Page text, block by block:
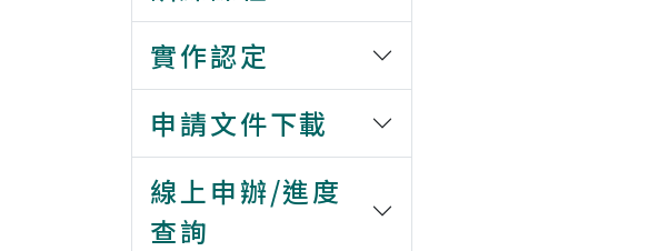
實作認定
申請文件下載
線上申辦/進度
查詢